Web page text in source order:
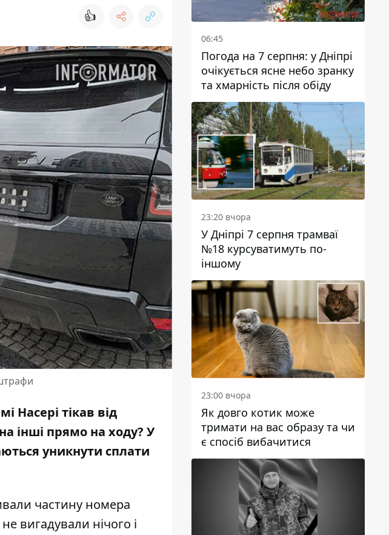
👍
Насері тікав від
інші прямо на ходу? У
уникнути сплати
частину номера
вигадували нічого і
06:45
Погода на 7 серпня: у Дніпрі
очікується ясне небо зранку
та хмарність після обіду
23:20 вчора
У Дніпрі 7 серпня трамваї
№18 курсуватимуть по-
іншому
23:00 вчора
Як довго котик може
тримати на вас образу та чи
є спосіб вибачитися